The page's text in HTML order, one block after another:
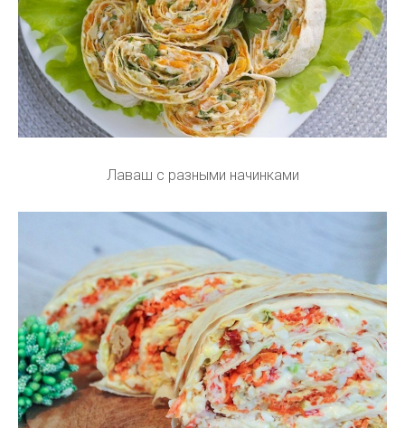
Лаваш с разными начинками